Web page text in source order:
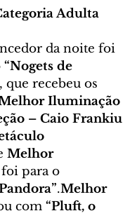
Adulta
da noite foi
“Nogets de
, que recebeu os
Iluminação
– Caio Frankiu
Melhor
foi para o
.Melhor
com “Pluft, o